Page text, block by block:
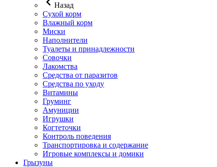
Назад
Сухой корм
Влажный корм
Миски
Наполнители
Туалеты и принадлежности
Совочки
Лакомства
Средства от паразитов
Средства по уходу
Витамины
Груминг
Амуниции
Игрушки
Когтеточки
Контроль поведения
Транспортировка и содержание
Игровые комплексы и домики
Грызуны